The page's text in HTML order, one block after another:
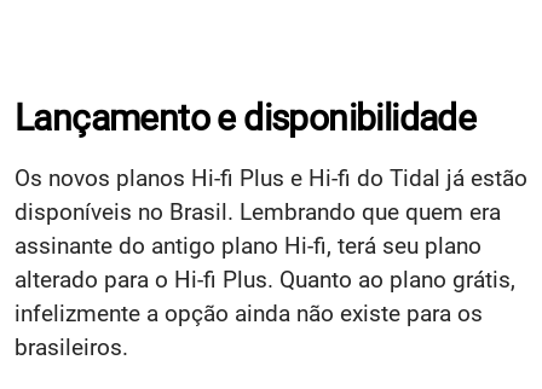
Lançamento e disponibilidade
Os novos planos Hi-fi Plus e Hi-fi do Tidal já estão
disponíveis no Brasil. Lembrando que quem era
assinante do antigo plano Hi-fi, terá seu plano
alterado para o Hi-fi Plus. Quanto ao plano grátis,
infelizmente a opção ainda não existe para os
brasileiros.